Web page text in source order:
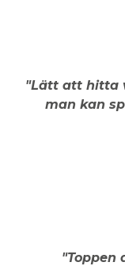
"Lätt att hitta
man kan
"Toppen